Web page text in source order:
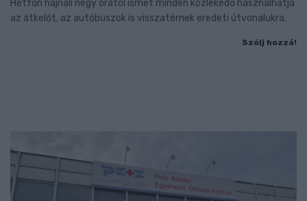
Hétfőn hajnali négy órától ismét minden közlekedő használhatja
az átkelőt, az autóbuszok is visszatérnek eredeti útvonalukra.
Szólj hozzá!